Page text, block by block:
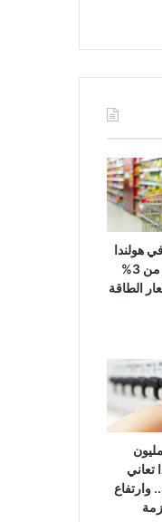
هولندا
مجدداً إلى أكثر من 3%
الطاقة
تعاني
وارتفاع